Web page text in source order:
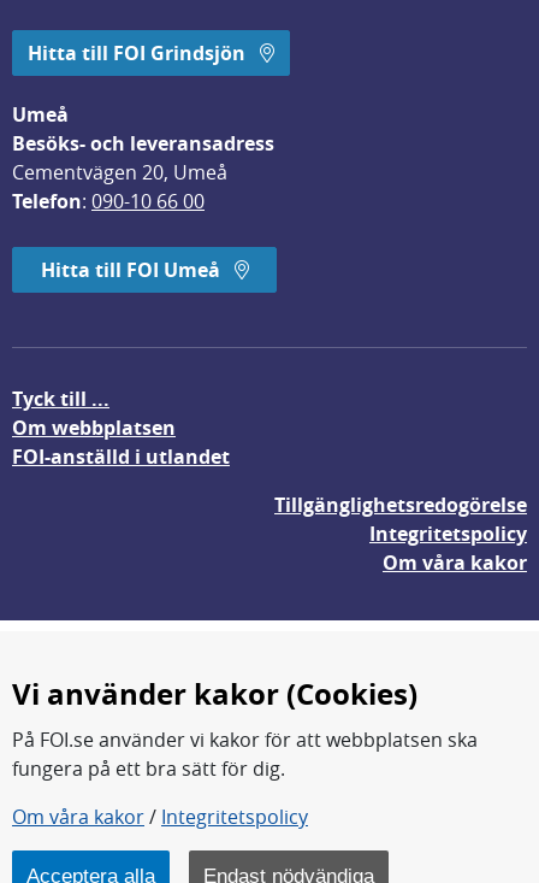
Hitta till FOI Grindsjön
Umeå
Besöks- och leveransadress
Cementvägen 20, Umeå
Telefon: 090-10 66 00
Hitta till FOI Umeå
Tyck till ...
Om webbplatsen
FOI-anställd i utlandet
Tillgänglighetsredogörelse
Integritetspolicy
Om våra kakor
FOI forskar för en säkrare värld.
teknikutveckling samt analyser och studier.
Vi använder kakor (Cookies)
På FOI.se använder vi kakor för att webbplatsen ska
fungera på ett bra sätt för dig.
Om våra kakor/ Integritetspolicy
Acceptera alla Endast nödvändiga